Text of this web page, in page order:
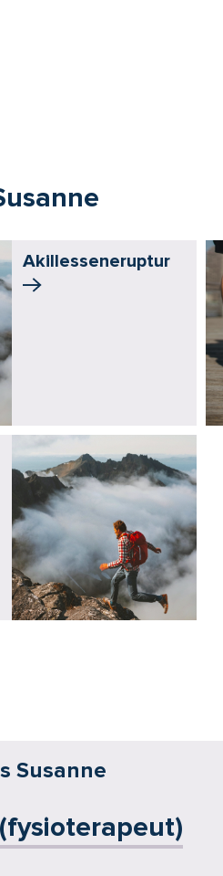
Akillessene­ruptur
Susanne